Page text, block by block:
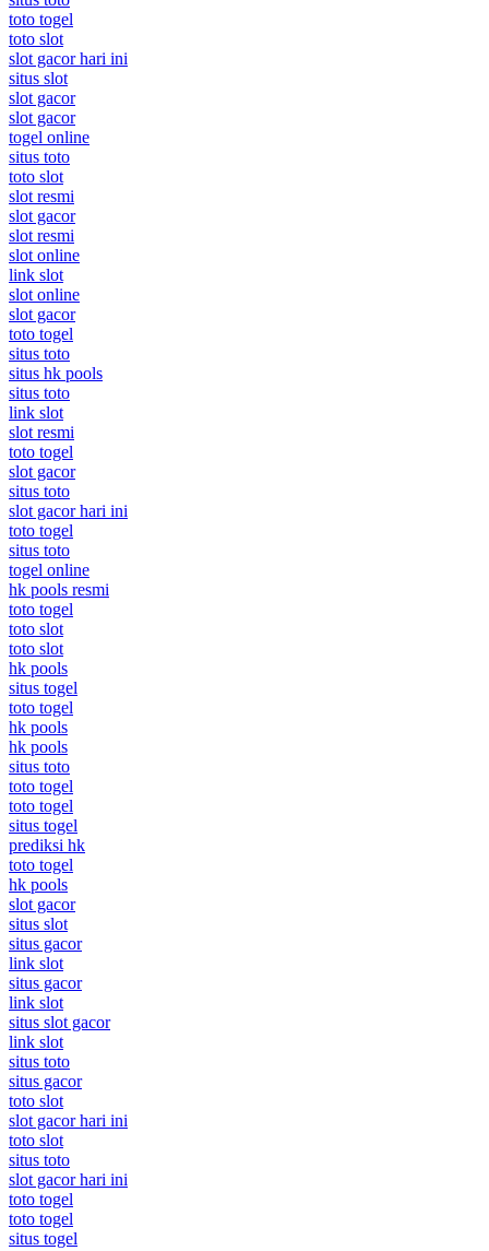
toto togel
toto slot
slot gacor hari ini
situs slot
slot gacor
slot gacor
togel online
situs toto
toto slot
slot resmi
slot gacor
slot resmi
slot online
link slot
slot online
slot gacor
toto togel
situs toto
situs hk pools
situs toto
link slot
slot resmi
toto togel
slot gacor
situs toto
slot gacor hari ini
toto togel
situs toto
togel online
hk pools resmi
toto togel
toto slot
toto slot
hk pools
situs togel
toto togel
hk pools
hk pools
situs toto
toto togel
toto togel
situs togel
prediksi hk
toto togel
hk pools
slot gacor
situs slot
situs gacor
link slot
situs gacor
link slot
situs slot gacor
link slot
situs toto
situs gacor
toto slot
slot gacor hari ini
toto slot
situs toto
slot gacor hari ini
toto togel
toto togel
situs togel